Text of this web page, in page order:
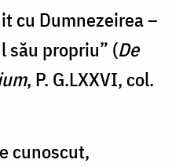
cu Dumnezeirea –
său propriu” (De
, P. G.LXXVI, col.
cunoscut,